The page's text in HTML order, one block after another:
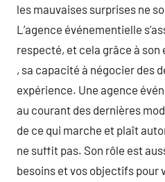
les mauvaises surprises ne
L’agence événementielle
respecté, et cela grâce à
, sa capacité à négocier des
expérience. Une agence
au courant des dernières
de ce qui marche et plaît
ne suffit pas. Son rôle est
besoins et vos objectifs pour